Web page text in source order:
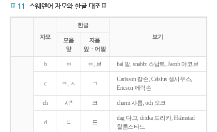
표 11 스웨덴어 자모와 한글 대조표
자모
한글
보기
모음
앞
자음
앞ㆍ어말
b ㅂ ㅂ, 브 bal 발, snabbt 스납트, Jacob 야코브
c ㅋ, ㅅ ㄱ
Carlsson 칼손, Celsius 셀시우스,
Ericson 에릭손
ch 시* 크 charm 샤름, och 오크
d ㄷ 드
dag 다그, dricka 드리카, Halmstad
할름스타드